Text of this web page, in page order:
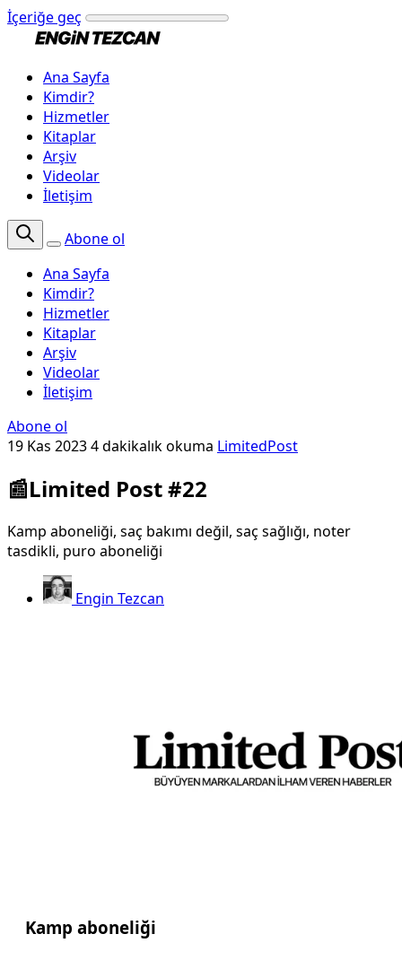
İçeriğe geç
Ana Sayfa
Kimdir?
Hizmetler
Kitaplar
Arşiv
Videolar
İletişim
Abone ol
Ana Sayfa
Kimdir?
Hizmetler
Kitaplar
Arşiv
Videolar
İletişim
Abone ol
19 Kas 20234 dakikalık okuma LimitedPost
📰Limited Post #22
Kamp aboneliği, saç bakımı değil, saç sağlığı, noter
tasdikli, puro aboneliği
Engin Tezcan
Kamp aboneliği